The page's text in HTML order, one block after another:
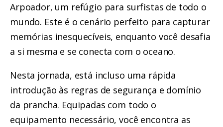
Arpoador, um refúgio para surfistas de todo o
mundo. Este é o cenário perfeito para capturar
memórias inesquecíveis, enquanto você desafia
a si mesma e se conecta com o oceano.
Nesta jornada, está incluso uma rápida
introdução às regras de segurança e domínio
da prancha. Equipadas com todo o
equipamento necessário, você encontra as